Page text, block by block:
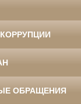
ОБРАЩЕНИЯ